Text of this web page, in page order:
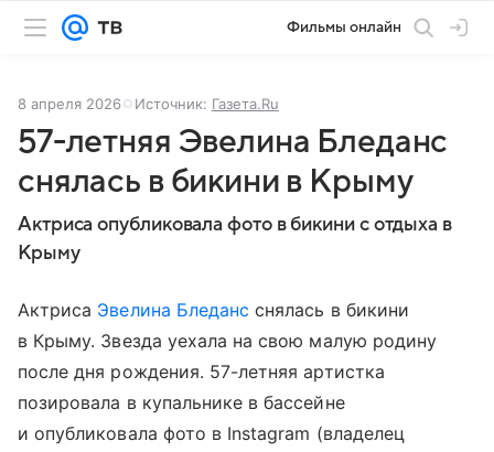
Фильмы онлайн
8 апреля 2026 Источник: Газета.Ru
57-летняя Эвелина Бледанс
снялась в бикини в Крыму
Актриса опубликовала фото в бикини с отдыха в
Крыму
Актриса Эвелина Бледанс снялась в бикини
в Крыму. Звезда уехала на свою малую родину
после дня рождения. 57-летняя артистка
позировала в купальнике в бассейне
и опубликовала фото в Instagram (владелец